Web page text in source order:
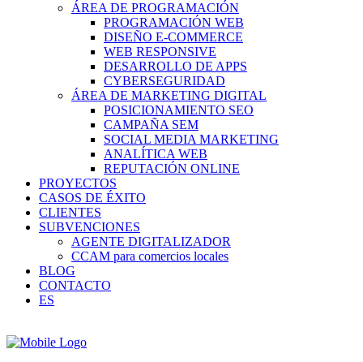
ÁREA DE PROGRAMACIÓN
PROGRAMACIÓN WEB
DISEÑO E-COMMERCE
WEB RESPONSIVE
DESARROLLO DE APPS
CYBERSEGURIDAD
ÁREA DE MARKETING DIGITAL
POSICIONAMIENTO SEO
CAMPAÑA SEM
SOCIAL MEDIA MARKETING
ANALÍTICA WEB
REPUTACIÓN ONLINE
PROYECTOS
CASOS DE ÉXITO
CLIENTES
SUBVENCIONES
AGENTE DIGITALIZADOR
CCAM para comercios locales
BLOG
CONTACTO
ES